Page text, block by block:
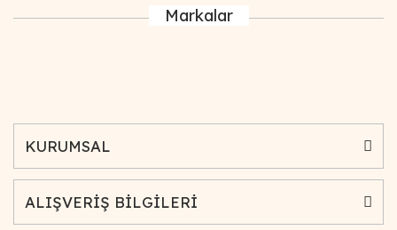
Markalar
KURUMSAL
ALIŞVERİŞ BİLGİLERİ